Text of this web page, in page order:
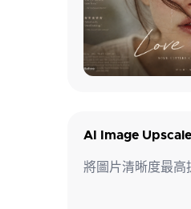
AI Image
將圖片清晰度最高